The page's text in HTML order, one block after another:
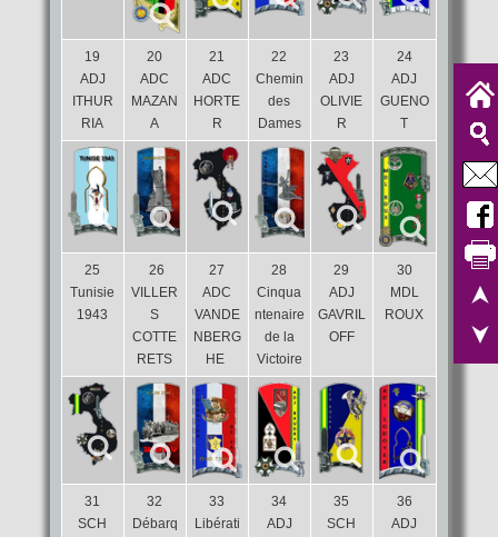
19
ADJ
ITHUR
RIA
20
ADC
MAZAN
A
21
ADC
HORTE
R
22
Chemin
des
Dames
23
ADJ
OLIVIE
R
24
ADJ
GUENO
T
25
Tunisie
1943
26
VILLER
S
COTTE
RETS
27
ADC
VANDE
NBERG
HE
28
Cinqua
ntenaire
de la
Victoire
29
ADJ
GAVRIL
OFF
30
MDL
ROUX
31
SCH
32
Débarq
33
Libérati
34
ADJ
35
SCH
36
ADJ